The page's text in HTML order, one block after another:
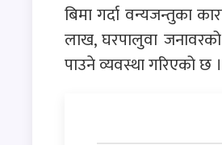
बिमा गर्दा वन्यजन्तुका
लाख, घरपालुवा
पाउने व्यवस्था गरिएको छ ।